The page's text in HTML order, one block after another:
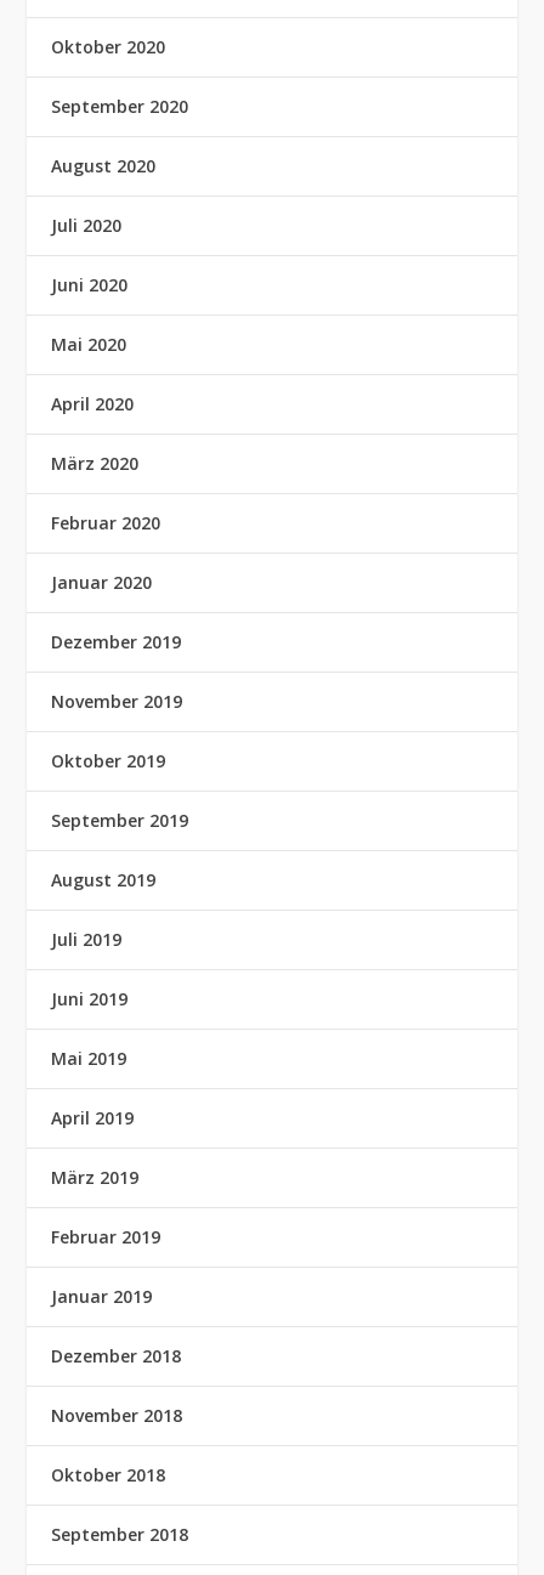
Oktober 2020
September 2020
August 2020
Juli 2020
Juni 2020
Mai 2020
April 2020
März 2020
Februar 2020
Januar 2020
Dezember 2019
November 2019
Oktober 2019
September 2019
August 2019
Juli 2019
Juni 2019
Mai 2019
April 2019
März 2019
Februar 2019
Januar 2019
Dezember 2018
November 2018
Oktober 2018
September 2018